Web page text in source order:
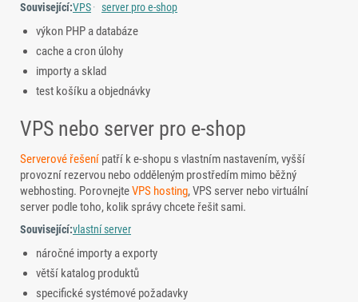
Související:VPS server pro e-shop
výkon PHP a databáze
cache a cron úlohy
importy a sklad
test košíku a objednávky
VPS nebo server pro e-shop
Serverové řešení patří k e-shopu s vlastním nastavením, vyšší
provozní rezervou nebo odděleným prostředím mimo běžný
webhosting. PorovnejteVPS hosting, VPS server nebo virtuální
server podle toho, kolik správy chcete řešit sami.
Související:vlastní server
náročné importy a exporty
větší katalog produktů
specifické systémové požadavky